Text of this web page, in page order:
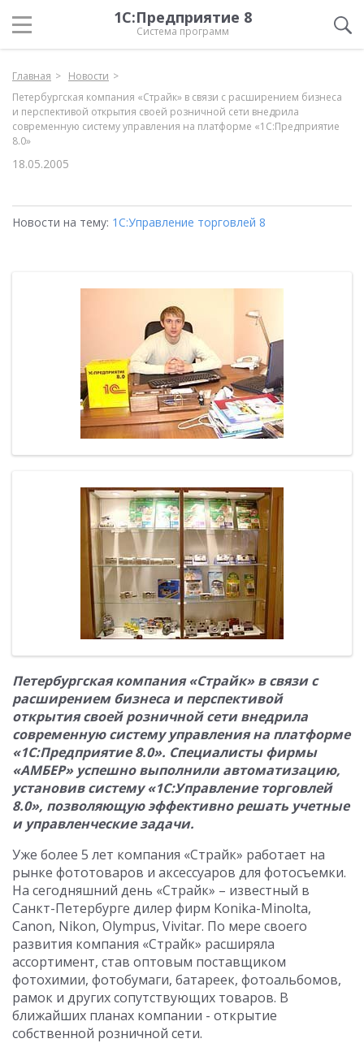
1С:Предприятие 8
Система программ
Главная
Новости
Петербургская компания «Страйк» в связи с расширением бизнеса
и перспективой открытия своей розничной сети внедрила
современную систему управления на платформе «1С:Предприятие
8.0»
18.05.2005
Новости на тему: 1С:Управление торговлей 8
Петербургская компания «Страйк» в связи с
расширением бизнеса и перспективой
открытия своей розничной сети внедрила
современную систему управления на платформе
«1С:Предприятие 8.0». Специалисты фирмы
«АМБЕР» успешно выполнили автоматизацию,
установив систему «1С:Управление торговлей
8.0», позволяющую эффективно решать учетные
и управленческие задачи.
Уже более 5 лет компания «Страйк» работает на
рынке фототоваров и аксессуаров для фотосъемки.
На сегодняшний день «Страйк» – известный в
Санкт-Петербурге дилер фирм Konika-Minolta,
Canon, Nikon, Olympus, Vivitar. По мере своего
развития компания «Страйк» расширяла
ассортимент, став оптовым поставщиком
фотохимии, фотобумаги, батареек, фотоальбомов,
рамок и других сопутствующих товаров. В
ближайших планах компании - открытие
собственной розничной сети.